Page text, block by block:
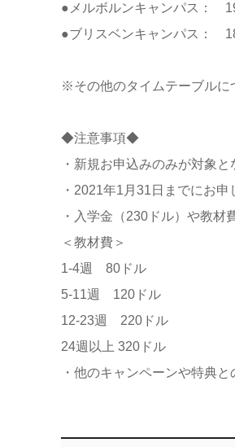
● メルボルンキャンパス：
●ブリスベンキャンパス：
※その他のタイムテーブルに
◆注意事項◆
・新規お申込みのみが対象と
・2021年1月31日までにお
・入学金（230ドル）や教材
＜教材費＞
1-4週 80ドル
5-11週 120ドル
12-23週 220ドル
24週以上 320ドル
・他のキャンペーンや特典と